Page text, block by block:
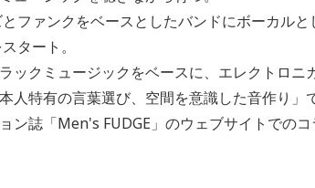
ファンクをベースとしたバンドにボーカルと
タート。
ックミュージックをベースに、エレクトロ
人特有の言葉選び、空間を意識した音作り」
ン誌「Men's FUDGE」のウェブサイトでの